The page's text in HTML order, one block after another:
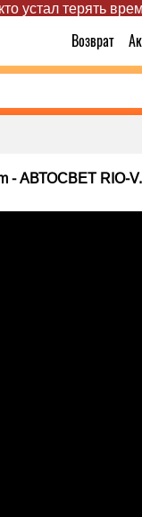
устал терять
Возврат
- АВТОСВЕТ RIO-